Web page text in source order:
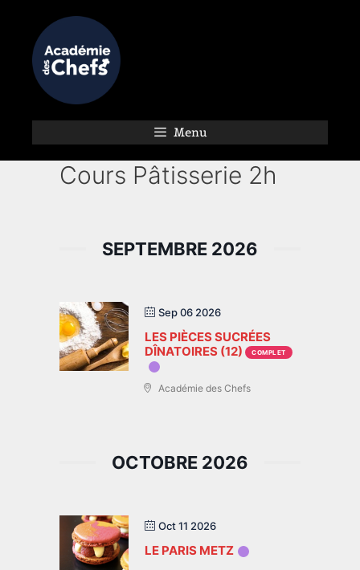
Menu
Cours Pâtisserie 2h
SEPTEMBRE 2026
Sep 06 2026
LES PIÈCES SUCRÉES
DÎNATOIRES (12)
COMPLET
Académie des Chefs
OCTOBRE 2026
Oct 11 2026
LE PARIS METZ